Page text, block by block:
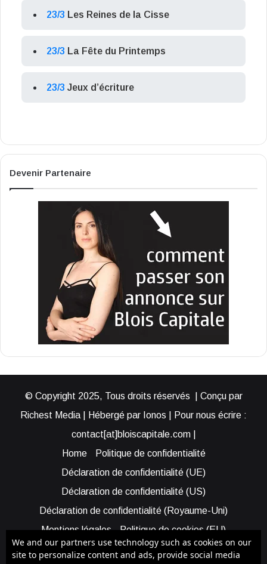
23/3 Les Reines de la Cisse
23/3 La Fête du Printemps
23/3 Jeux d’écriture
Devenir Partenaire
© Copyright 2025, Tous droits réservés | Conçu par
Richest Media | Hébergé par Ionos | Pour nous écrire :
contact[at]bloiscapitale.com |
Home
Politique de confidentialité
Déclaration de confidentialité (UE)
Déclaration de confidentialité (US)
Déclaration de confidentialité (Royaume-Uni)
Mentions légales
Politique de cookies (EU)
Cookie Policy (AUS)
Cookie Policy (US)
We and our partners use technology such as cookies on our
site to personalize content and ads, provide social media